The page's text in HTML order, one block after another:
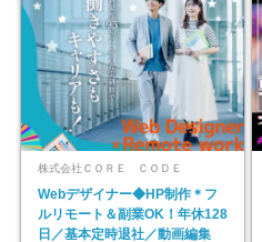
株式会社ＣＯＲＥ ＣＯＤＥ
Webデザイナー◆HP制作＊フ
ルリモート＆副業OK！年休128
日／基本定時退社／動画編集